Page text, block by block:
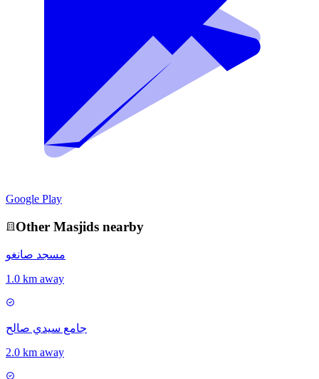
Google Play
Other Masjids nearby
مسجد صانغو
1.0 km away
جامع سيدي صالح
2.0 km away